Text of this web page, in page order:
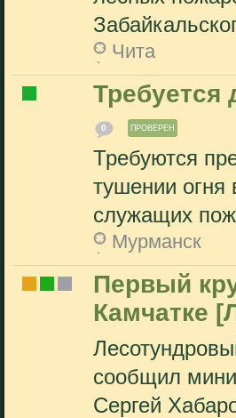
Чита
0 ПРОВЕРЕН
Требуются
тушении огня
служащих
Мурманск
Первый
Камчатке
сообщил
Сергей